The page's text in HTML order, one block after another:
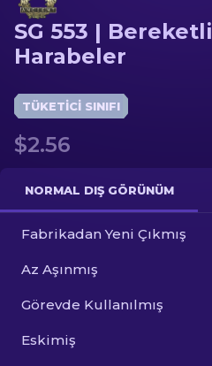
Dürbünlü Tüfek
Eldiven
Diğer
SG 553 | Bereketli
Harabeler
TÜKETICI SINIFI
$2.56
NORMAL DIŞ GÖRÜNÜM
Fabrikadan Yeni Çıkmış
Az Aşınmış
Görevde Kullanılmış
Eskimiş